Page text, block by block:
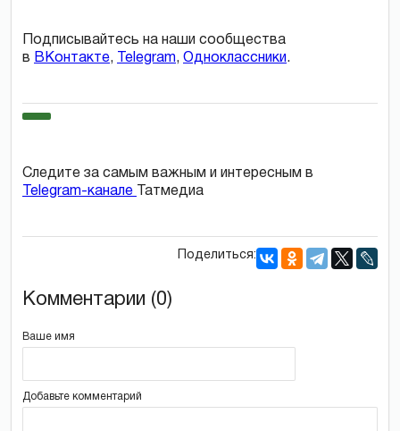
Подписывайтесь на наши сообщества
в ВКонтакте, Telegram, Одноклассники.
Следите за самым важным и интересным в
Telegram-канале
Татмедиа
Поделиться:
Комментарии (0)
Ваше имя
Добавьте комментарий